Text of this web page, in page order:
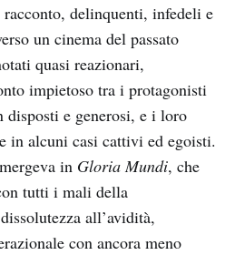
delinquenti, infedeli e
un cinema del passato
quasi reazionari,
impietoso tra i protagonisti
disposti e generosi, e i loro
alcuni casi cattivi ed egoisti.
in Gloria Mundi, che
tutti i mali della
all’avidità,
con ancora meno